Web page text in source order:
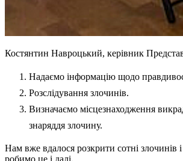
Костянтин Навроцький, керівник
Надаємо інформацію щодо
Розслідування злочинів.
Визначаємо місцезнаходження
знаряддя злочину.
Нам вже вдалося розкрити сотні злочинів